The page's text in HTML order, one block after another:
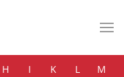
H I K L M